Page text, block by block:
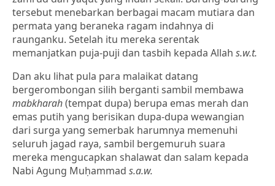
tersebut menebarkan berbagai macam mutiara dan
permata yang beraneka ragam indahnya di
raunganku. Setelah itu mereka serentak
memanjatkan puja-puji dan tasbih kepada Allah s.w.t.
Dan aku lihat pula para malaikat datang
bergerombongan silih berganti sambil membawa
mabkharah(tempat dupa) berupa emas merah dan
emas putih yang berisikan dupa-dupa wewangian
dari surga yang semerbak harumnya memenuhi
seluruh jagad raya, sambil bergemuruh suara
mereka mengucapkan shalawat dan salam kepada
Nabi Agung Muḥammad s.a.w.